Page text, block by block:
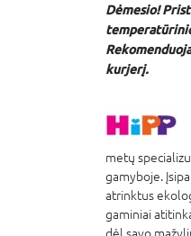
Dėmesio!
kurjerį.
metų
gamyboje.
atrinktus
gaminiai